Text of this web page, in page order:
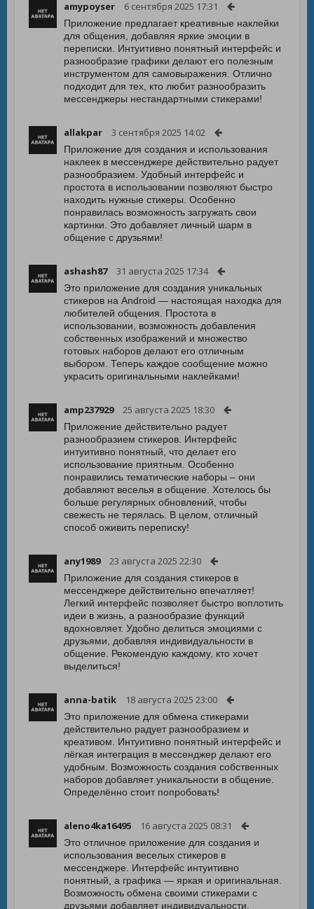
amypoyser 6 сентября 2025 17:31
Приложение предлагает креативные наклейки
для общения, добавляя яркие эмоции в
переписки. Интуитивно понятный интерфейс и
разнообразие графики делают его полезным
инструментом для самовыражения. Отлично
подходит для тех, кто любит разнообразить
мессенджеры нестандартными стикерами!
allakpar 3 сентября 2025 14:02
Приложение для создания и использования
наклеек в мессенджере действительно радует
разнообразием. Удобный интерфейс и
простота в использовании позволяют быстро
находить нужные стикеры. Особенно
понравилась возможность загружать свои
картинки. Это добавляет личный шарм в
общение с друзьями!
ashash87 31 августа 2025 17:34
Это приложение для создания уникальных
стикеров на Android — настоящая находка для
любителей общения. Простота в
использовании, возможность добавления
собственных изображений и множество
готовых наборов делают его отличным
выбором. Теперь каждое сообщение можно
украсить оригинальными наклейками!
amp237929 25 августа 2025 18:30
Приложение действительно радует
разнообразием стикеров. Интерфейс
интуитивно понятный, что делает его
использование приятным. Особенно
понравились тематические наборы – они
добавляют веселья в общение. Хотелось бы
больше регулярных обновлений, чтобы
свежесть не терялась. В целом, отличный
способ оживить переписку!
any1989 23 августа 2025 22:30
Приложение для создания стикеров в
мессенджере действительно впечатляет!
Легкий интерфейс позволяет быстро воплотить
идеи в жизнь, а разнообразие функций
вдохновляет. Удобно делиться эмоциями с
друзьями, добавляя индивидуальности в
общение. Рекомендую каждому, кто хочет
выделиться!
anna-batik 18 августа 2025 23:00
Это приложение для обмена стикерами
действительно радует разнообразием и
креативом. Интуитивно понятный интерфейс и
лёгкая интеграция в мессенджер делают его
удобным. Возможность создания собственных
наборов добавляет уникальности в общение.
Определённо стоит попробовать!
aleno4ka16495 16 августа 2025 08:31
Это отличное приложение для создания и
использования веселых стикеров в
мессенджере. Интерфейс интуитивно
понятный, а графика — яркая и оригинальная.
Возможность обмена своими стикерами с
друзьями добавляет индивидуальности.